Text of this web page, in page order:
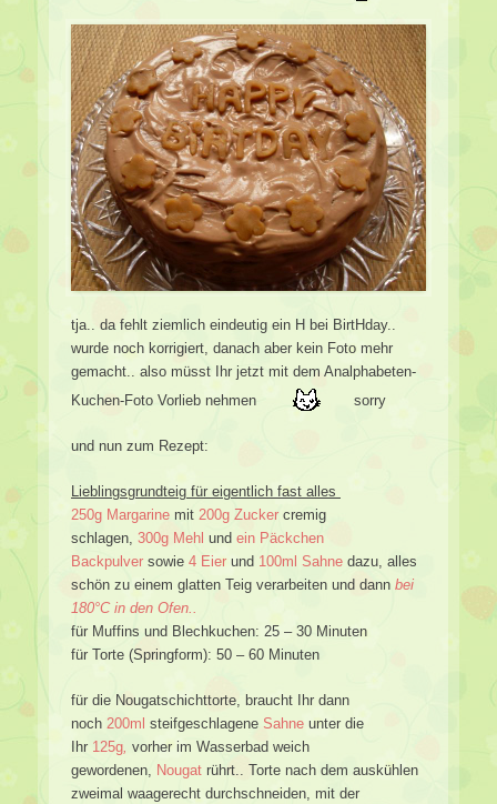
tja.. da fehlt ziemlich eindeutig ein H bei BirtHday..
wurde noch korrigiert, danach aber kein Foto mehr
gemacht.. also müsst Ihr jetzt mit dem Analphabeten-
Kuchen-Foto Vorlieb nehmen
sorry
und nun zum Rezept:
Lieblingsgrundteig für eigentlich fast alles
250g Margarine mit 200g Zucker cremig
schlagen, 300g Mehl und ein Päckchen
Backpulver sowie 4 Eier und 100ml Sahne dazu, alles
schön zu einem glatten Teig verarbeiten und dann bei
180°C in den Ofen..
für Muffins und Blechkuchen: 25 – 30 Minuten
für Torte (Springform): 50 – 60 Minuten
für die Nougatschichttorte, braucht Ihr dann
noch 200ml steifgeschlagene Sahne unter die
Ihr 125g, vorher im Wasserbad weich
gewordenen, Nougat rührt.. Torte nach dem auskühlen
zweimal waagerecht durchschneiden, mit der